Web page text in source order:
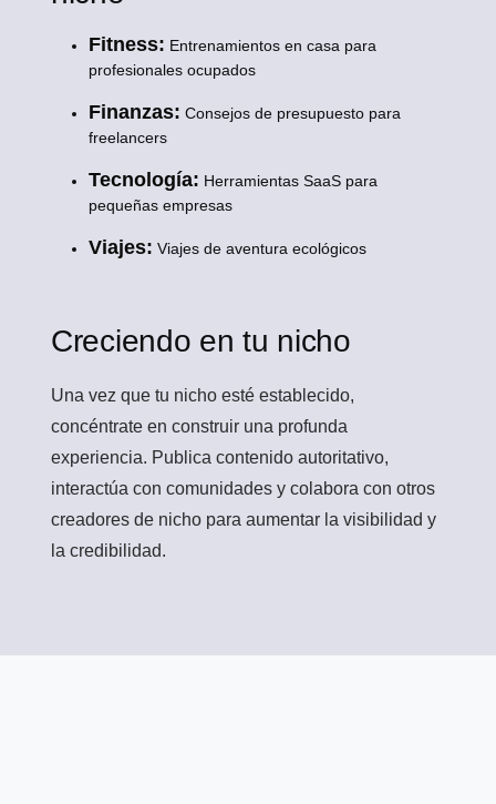
Fitness: Entrenamientos en casa para
profesionales ocupados
Finanzas: Consejos de presupuesto para
freelancers
Tecnología: Herramientas SaaS para
pequeñas empresas
Viajes: Viajes de aventura ecológicos
Creciendo en tu nicho
Una vez que tu nicho esté establecido,
concéntrate en construir una profunda
experiencia. Publica contenido autoritativo,
interactúa con comunidades y colabora con otros
creadores de nicho para aumentar la visibilidad y
la credibilidad.